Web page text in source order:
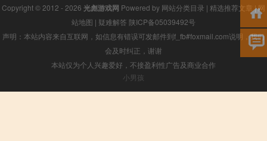
Copyright © 2012 - 2026 光彪游戏网 Powered by 网站分类目录 | 精选推荐文章 |网
站地图 | 疑难解答 陕ICP备05039492号
声明：本站内容来自互联网，如信息有错误可发邮件到f_fb#foxmail.com说明，我们
会及时纠正，谢谢
本站仅为个人兴趣爱好，不接盈利性广告及商业合作
小男孩